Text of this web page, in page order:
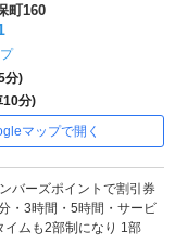
町160
分)
10分)
マップで開く
バーズポイントで割引券
・3時間・5時間・サービ
イムも2部制になり 1部